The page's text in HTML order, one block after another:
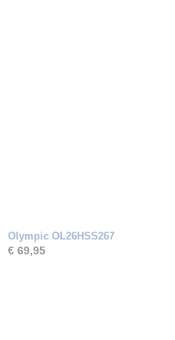
Olympic OL26HSS267
€ 69,95